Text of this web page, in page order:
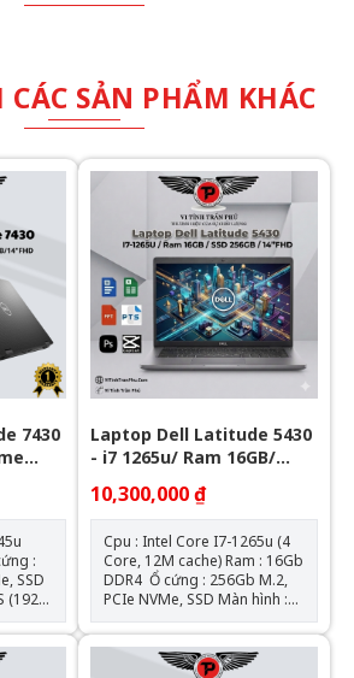
CÁC SẢN PHẨM KHÁC
7430
SSD
(1920
Laptop Dell Latitude 5430
- i7 1265u/ Ram 16GB/
Nvme 256GB/ 14" FHD
10,300,000 ₫
Cpu : Intel Core I7-1265u (4
Core, 12M cache) Ram : 16Gb
DDR4 Ổ cứng : 256Gb M.2,
PCIe NVMe, SSD Màn hình :
14″ FHD IPS (1920 x 1080) Đồ
họa : Intel® Iris® XE
Graphics Kết nối : 1 USB 3.2